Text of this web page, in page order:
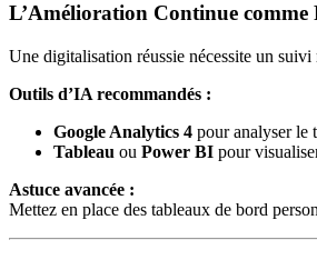
L’Amélioration Continue comme
Une digitalisation réussie nécessite un
Outils d’IA recommandés :
Google Analytics 4 pour analyser le
Tableau ou Power BI pour
Astuce avancée :
Mettez en place des tableaux de bord